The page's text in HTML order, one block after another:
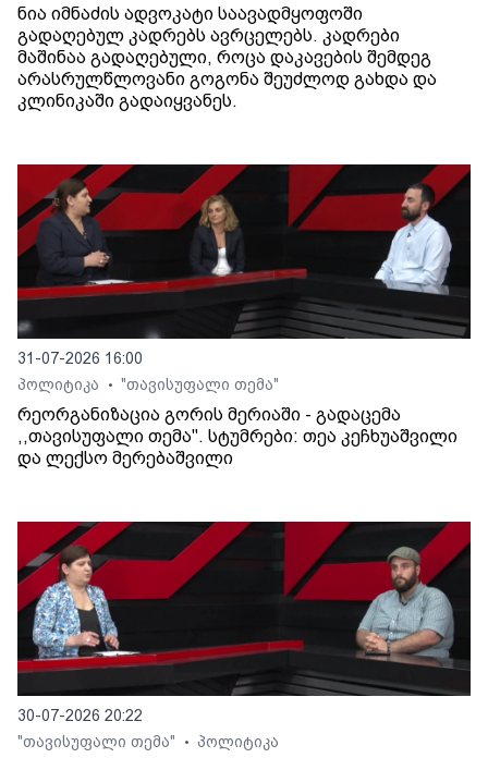
ნია იმნაძის ადვოკატი საავადმყოფოში
გადაღებულ კადრებს ავრცელებს. კადრები
მაშინაა გადაღებული, როცა დაკავების შემდეგ
არასრულწლოვანი გოგონა შეუძლოდ გახდა და
კლინიკაში გადაიყვანეს.
31-07-2026 16:00
პოლიტიკა
• "თავისუფალი თემა"
რეორგანიზაცია გორის მერიაში - გადაცემა
,,თავისუფალი თემა". სტუმრები: თეა კეჩხუაშვილი
და ლექსო მერებაშვილი
30-07-2026 20:22
"თავისუფალი თემა"
• პოლიტიკა